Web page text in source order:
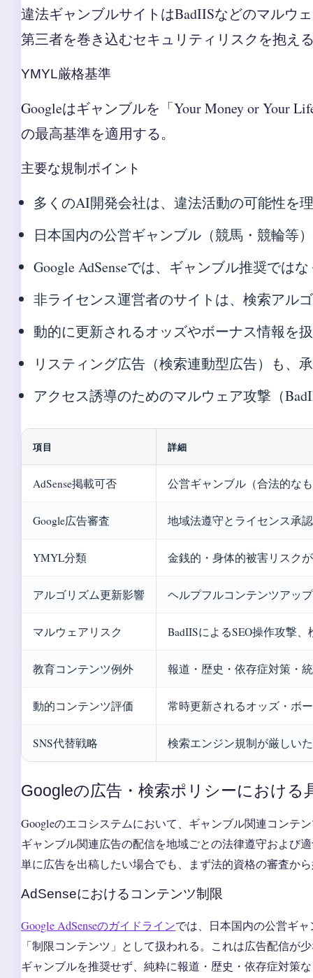
違法ギャンブルサイトはBadIISなどのマルウ
第三者を巻き込むセキュリティリスクを抱え
YMYL厳格基準
Googleはギャンブルを「Your Money or Your
の最高基準を適用する。
主要な規制ポイント
多くのAI開発会社は、違法活動の可能性を
日本国内の公営ギャンブル（競馬・競輪等
Google AdSenseでは、ギャンブル推奨では
非ライセンス運営者のサイトは、検索アル
動的に更新されるオッズやボーナス情報を
リスティング広告（検索連動型広告）も、
アクセス誘導のためのマルウェア攻撃（
項目 詳細
AdSense掲載可否 公営ギャンブル（合法的な
Google広告審査 地域法遵守とライセンス承
YMYL分類 金銭的・身体的被害リスク
アルゴリズム更新影響 ヘルプフルコンテンツアッ
マルウェアリスク BadIISによるSEO操作攻撃
教育コンテンツ例外 報道・歴史・依存症対策・
動的コンテンツ評価 常時更新されるオッズ・ボ
SNS代替戦略 検索エンジン規制が厳しい
Googleの広告・検索ポリシーにおける
Googleのエコシステムにおいて、ギャンブル関連コンテ
ギャンブル関連広告の配信を地域ごとの法律遵守および
単に広告を出稿したい場合でも、まず法的資格の審査か
AdSenseにおけるコンテンツ制限
Google AdSenseのガイドラインでは、日本国内の公営ギ
「制限コンテンツ」として扱われる。これは広告配信
ギャンブルを推奨せず、純粋に報道・歴史・依存症対策